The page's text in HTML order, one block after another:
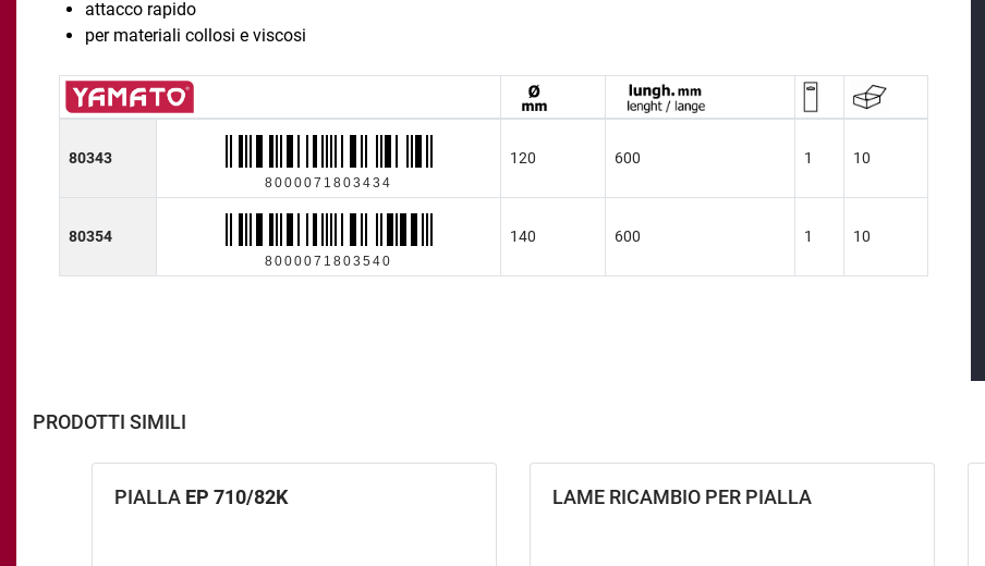
attacco rapido
per materiali collosi e viscosi
80343
8000071803434
120 600 1 10
80354
8000071803540
140 600 1 10
PRODOTTI SIMILI
PIALLA EP 710/82K LAME RICAMBIO PER PIALLA